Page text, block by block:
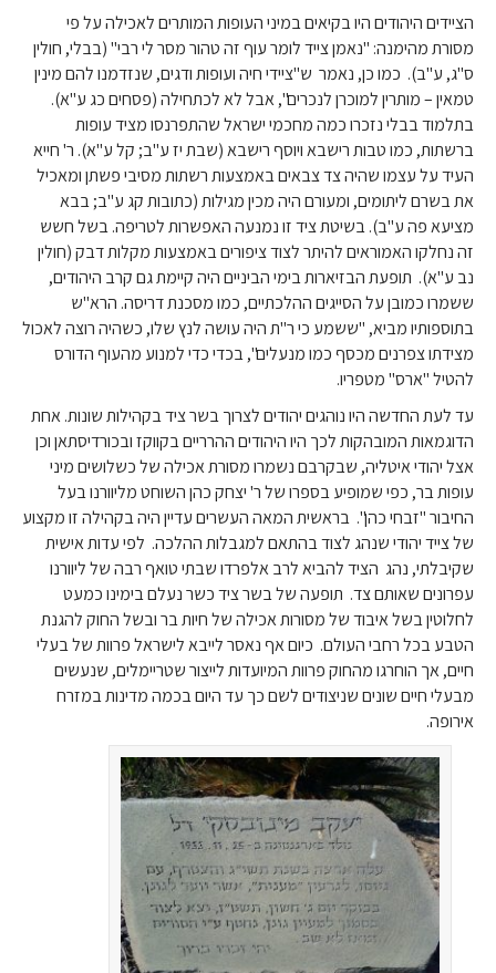
הציידים היהודים היו בקיאים במיני העופות המותרים לאכילה על פי
מסורת מהימנה: "נאמן צייד לומר עוף זה טהור מסר לי רבי" (בבלי, חולין
ס"ג, ע"ב). כמו כן, נאמר ש"ציידי חיה ועופות ודגים, שנזדמנו להם מינין
טמאין – מותרין למוכרן לנכרים", אבל לא לכתחילה (פסחים כג ע"א).
בתלמוד בבלי נזכרו כמה מחכמי ישראל שהתפרנסו מציד עופות
ברשתות, כמו טבות רישבא ויוסף רישבא (שבת יז ע"ב; קל ע"א). ר' חייא
העיד על עצמו שהיה צד צבאים באמצעות רשתות מסיבי פשתן ומאכיל
את בשרם ליתומים, ומעורם היה מכין מגילות (כתובות קג ע"ב; בבא
מציעא פה ע"ב). בשיטת ציד זו נמנעה האפשרות לטריפה. בשל חשש
זה נחלקו האמוראים להיתר לצוד ציפורים באמצעות מקלות דבק (חולין
נב ע"א). תופעת הבזיארות בימי הביניים היה קיימת גם קרב היהודים,
ששמרו כמובן על הסייגים ההלכתיים, כמו מסכנת דריסה. הרא"ש
בתוספותיו מביא, "ששמע כי ר"ת היה עושה לנץ שלו, כשהיה רוצה לאכול
מצידתו צפרנים מכסף כמו מנעלים", בכדי כדי למנוע מהעוף הדורס
להטיל "ארס" מטפריו.
עד לעת החדשה היו נוהגים יהודים לצרוך בשר ציד בקהילות שונות. אחת
הדוגמאות המובהקות לכך היו היהודים ההרריים בקווקז ובכורדיסתאן וכן
אצל יהודי איטליה, שבקרבם נשמרו מסורת אכילה של כשלושים מיני
עופות בר, כפי שמופיע בספרו של ר' יצחק כהן השוחט מליוורנו בעל
החיבור "זבחי כהן". בראשית המאה העשרים עדיין היה בקהילה זו מקצוע
של צייד יהודי שנהג לצוד בהתאם למגבלות ההלכה. לפי עדות אישית
שקיבלתי, נהג הציד להביא לרב אלפרדו שבתי טואף רבה של ליוורנו
עפרונים שאותם צד. תופעה של בשר ציד כשר נעלם בימינו כמעט
לחלוטין בשל איבוד של מסורות אכילה של חיות בר ובשל החוק להגנת
הטבע בכל רחבי העולם. כיום אף נאסר לייבא לישראל פרוות של בעלי
חיים, אך הוחרגו מהחוק פרוות המיועדות לייצור שטריימלים, שנעשים
מבעלי חיים שונים שניצודים לשם כך עד היום בכמה מדינות במזרח
אירופה.